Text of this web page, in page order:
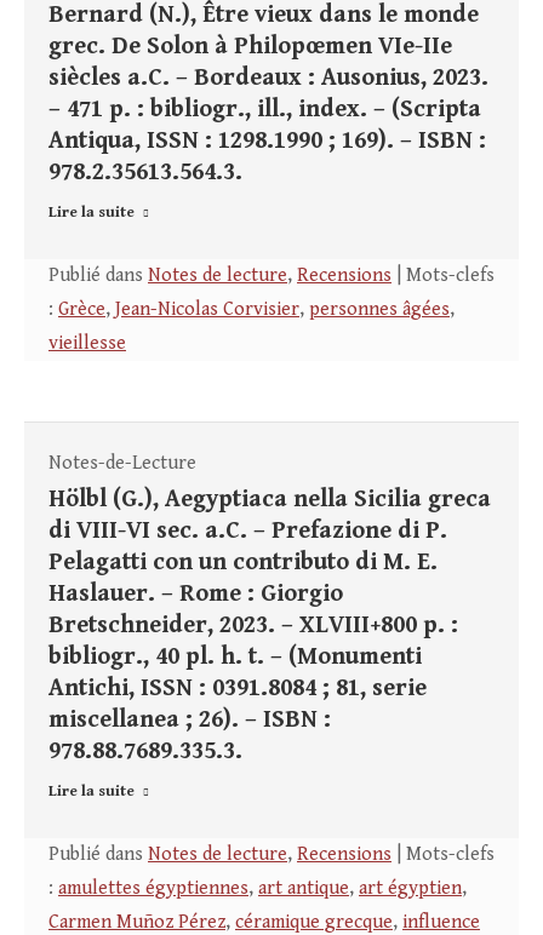
Bernard (N.), Être vieux dans le monde
grec. De Solon à Philopœmen VIe-IIe
siècles a.C. – Bordeaux : Ausonius, 2023.
– 471 p. : bibliogr., ill., index. – (Scripta
Antiqua, ISSN : 1298.1990 ; 169). – ISBN :
978.2.35613.564.3.
Lire la suite
Publié dans Notes de lecture, Recensions | Mots-clefs
: Grèce, Jean-Nicolas Corvisier, personnes âgées,
vieillesse
Notes-de-Lecture
Hölbl (G.), Aegyptiaca nella Sicilia greca
di VIII-VI sec. a.C. – Prefazione di P.
Pelagatti con un contributo di M. E.
Haslauer. – Rome : Giorgio
Bretschneider, 2023. – XLVIII+800 p. :
bibliogr., 40 pl. h. t. – (Monumenti
Antichi, ISSN : 0391.8084 ; 81, serie
miscellanea ; 26). – ISBN :
978.88.7689.335.3.
Lire la suite
Publié dans Notes de lecture, Recensions | Mots-clefs
: amulettes égyptiennes, art antique, art égyptien,
Carmen Muñoz Pérez, céramique grecque, influence